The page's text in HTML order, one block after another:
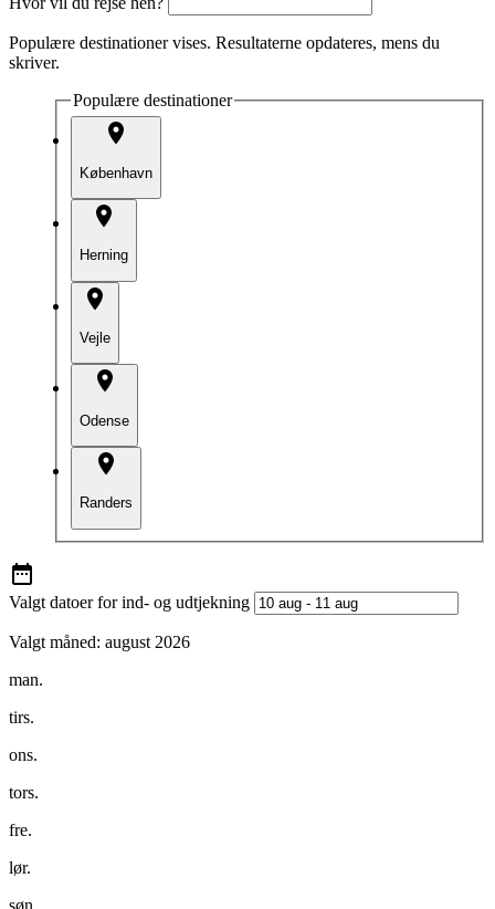
Populære destinationer vises. Resultaterne opdateres, mens du
skriver.
Populære destinationer
København
Herning
Vejle
Odense
Randers
Valgt datoer for ind- og udtjekning
Valgt måned: august 2026
man.
tirs.
ons.
tors.
fre.
lør.
søn.